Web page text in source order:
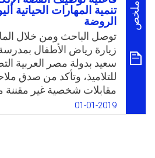
ملخص تنمية المهارات الحياتية
الروضة
توصل الباحث ومن خلال
زيارة رياض الأطفال
سعيد بدولة مصر العربية
للتلاميذ، وتأكد من صدق
مقابلات شخصية غير مقننة
الأطفال وإنتاج البرمجيات
البرامج التعليمية المعدة
01-01-2019